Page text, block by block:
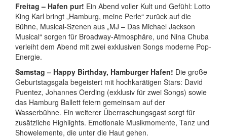
Freitag – Hafen pur! Ein Abend voller Kult und Gefühl: Lotto
King Karl bringt „Hamburg, meine Perle“ zurück auf die
Bühne, Musical-Szenen aus „MJ – Das Michael Jackson
Musical“ sorgen für Broadway-Atmosphäre, und Nina Chuba
verleiht dem Abend mit zwei exklusiven Songs moderne Pop-
Energie.
Samstag – Happy Birthday, Hamburger Hafen! Die große
Geburtstagsgala begeistert mit hochkarätigen Stars: David
Puentez, Johannes Oerding (exklusiv für zwei Songs) sowie
das Hamburg Ballett feiern gemeinsam auf der
Wasserbühne. Ein weiterer Überraschungsgast sorgt für
zusätzliche Highlights. Emotionale Musikmomente, Tanz und
Showelemente, die unter die Haut gehen.